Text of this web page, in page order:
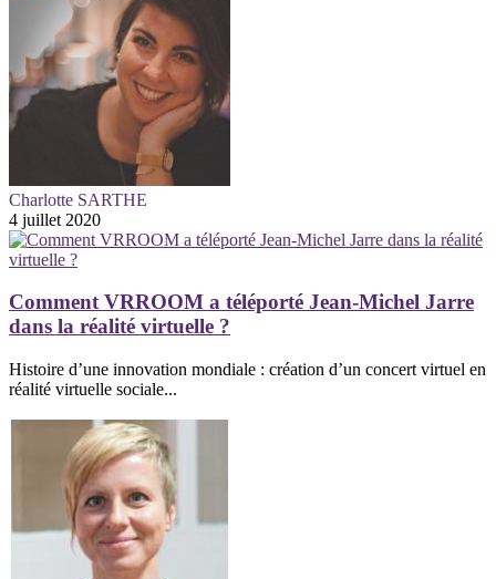
Charlotte SARTHE
4 juillet 2020
Comment VRROOM a téléporté Jean-Michel Jarre
dans la réalité virtuelle ?
Histoire d’une innovation mondiale : création d’un concert virtuel en
réalité virtuelle sociale...